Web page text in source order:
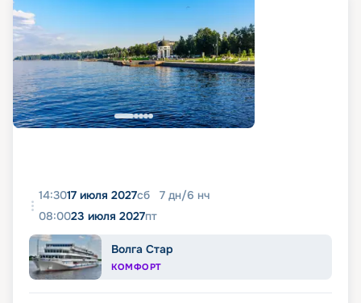
14:3017 июля 2027сб 7 дн/6 нч
08:0023 июля 2027пт
Волга Стар
КОМФОРТ